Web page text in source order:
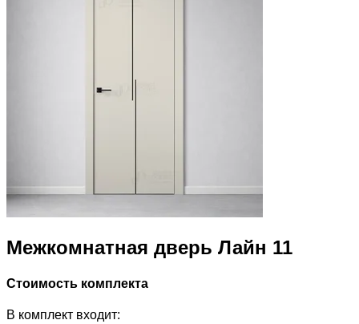
Межкомнатная дверь Лайн 11
Стоимость комплекта
В комплект входит: